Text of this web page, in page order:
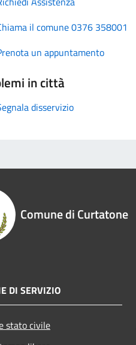
il comune 0376 358001
un appuntamento
in città
disservizio
Comune di Curtatone
DI SERVIZIO
stato civile